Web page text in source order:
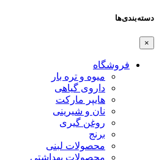
دسته‌بندی‌ها
×
فروشگاه
میوه و تره بار
داروی گیاهی
هایپر مارکت
نان و شیرینی
روغن گیری
برنج
محصولات لبنی
محصولات بهداشتی